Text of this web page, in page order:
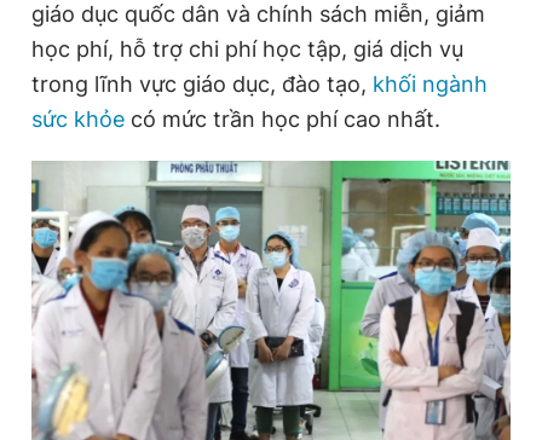
Theo dõi báo trên
Hotline
0906 645 777
Liên hệ quảng cáo
0908 780 404
giáo dục quốc dân và chính sách miễn, giảm
học phí, hỗ trợ chi phí học tập, giá dịch vụ
trong lĩnh vực giáo dục, đào tạo, khối ngành
sức khỏe có mức trần học phí cao nhất.